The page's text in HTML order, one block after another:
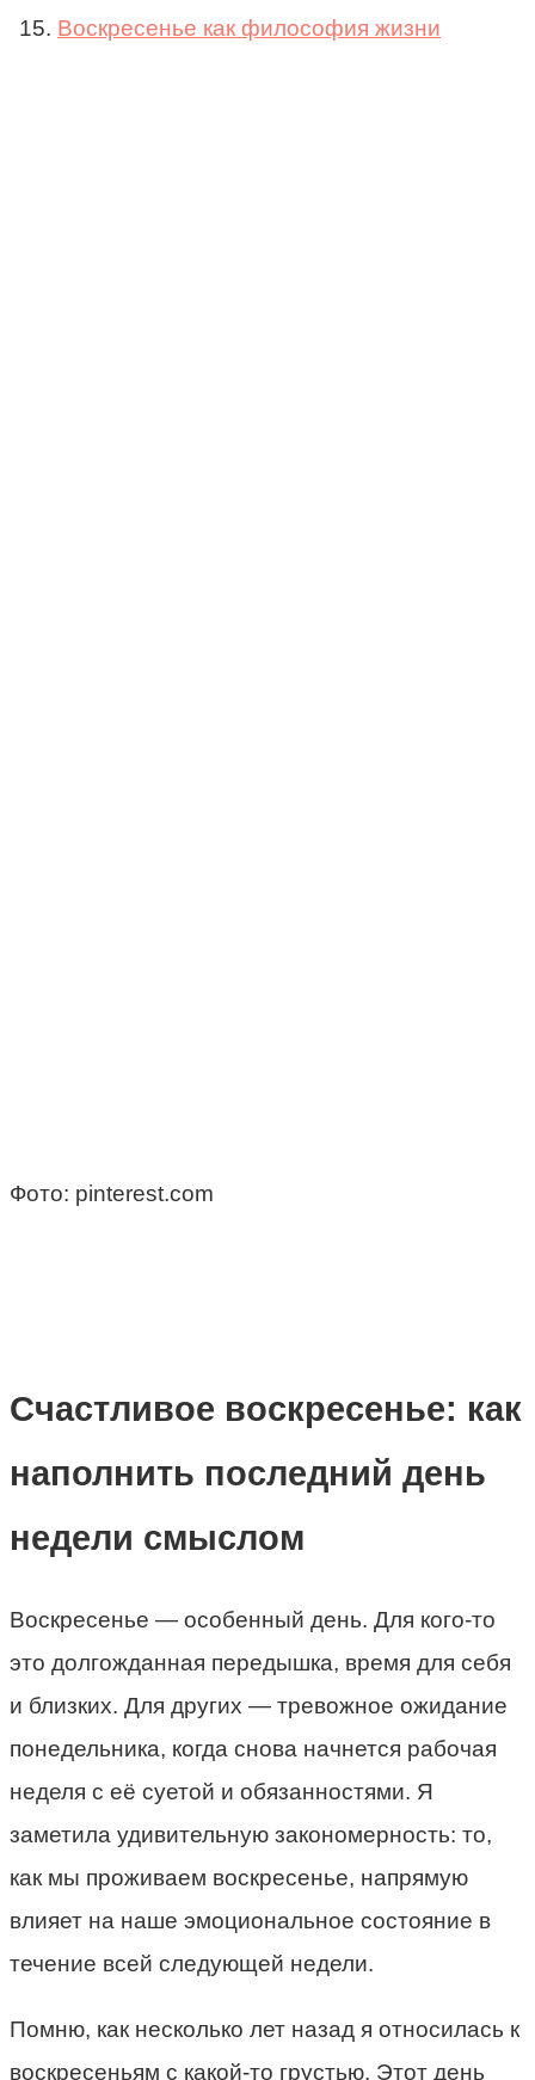
Воскресенье как философия жизни
Фото: pinterest.com
Счастливое воскресенье: как
наполнить последний день
недели смыслом
Воскресенье — особенный день. Для кого-то
это долгожданная передышка, время для себя
и близких. Для других — тревожное ожидание
понедельника, когда снова начнется рабочая
неделя с её суетой и обязанностями. Я
заметила удивительную закономерность: то,
как мы проживаем воскресенье, напрямую
влияет на наше эмоциональное состояние в
течение всей следующей недели.
Помню, как несколько лет назад я относилась к
воскресеньям с какой-то грустью. Этот день